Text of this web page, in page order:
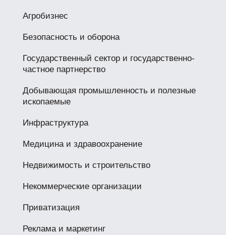
Агробизнес
Безопасность и оборона
Государственный сектор и государственно-
частное партнерство
Добывающая промышленность и полезные
ископаемые
Инфраструктура
Медицина и здравоохранение
Недвижимость и строительство
Некоммерческие организации
Приватизация
Реклама и маркетинг